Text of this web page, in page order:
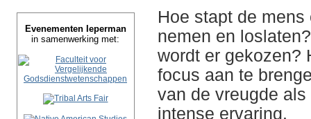
Evenementen Ieperman
in samenwerking met:
Hoe stapt de
nemen en
wordt er gekozen?
focus aan te
van de vreugde
intense ervaring.